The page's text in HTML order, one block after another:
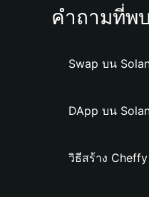
คำถามที่พ
Swap บน
DApp บน
วิธีสร้าง